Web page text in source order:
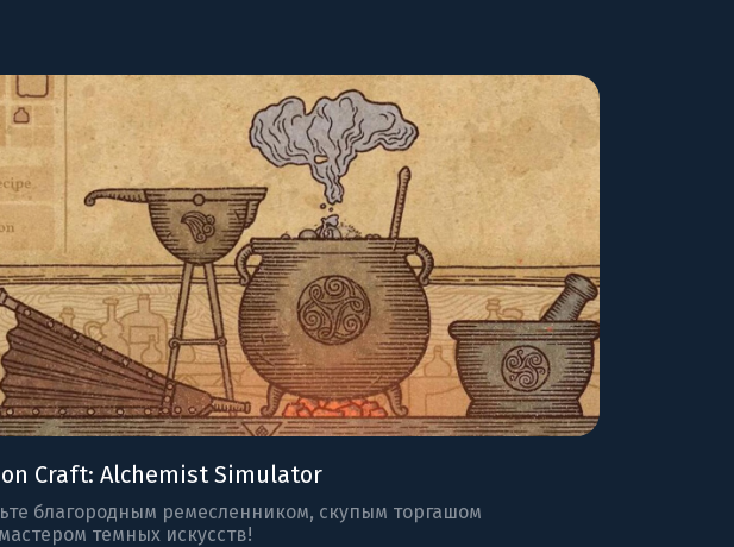
Craft: Alchemist Simulator
благородным ремесленником, скупым торгашом
темных искусств!